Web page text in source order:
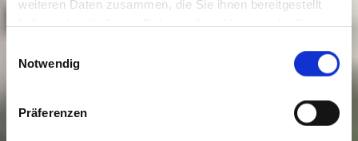
weiteren Daten zusammen, die Sie ihnen bereitgestellt
haben oder die Sie im Rahmen Ihrer Nutzung der Dienste
Cookies, wenn Sie unsere Webseite weiterhin nutzen.
Notwendig
Präferenzen